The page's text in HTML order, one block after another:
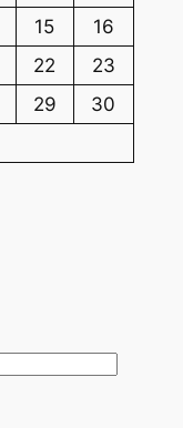
15
16
22
23
29
30